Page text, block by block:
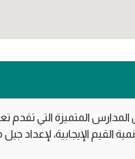
المتميزة التي تقدم
القيم الإيجابية،